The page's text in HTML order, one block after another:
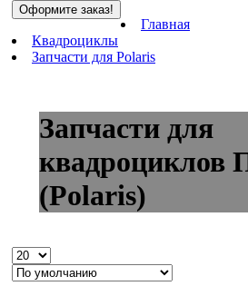
Оформите заказ!
Главная
Квадроциклы
Запчасти для Polaris
Запчасти для
квадроциклов
(Polaris)